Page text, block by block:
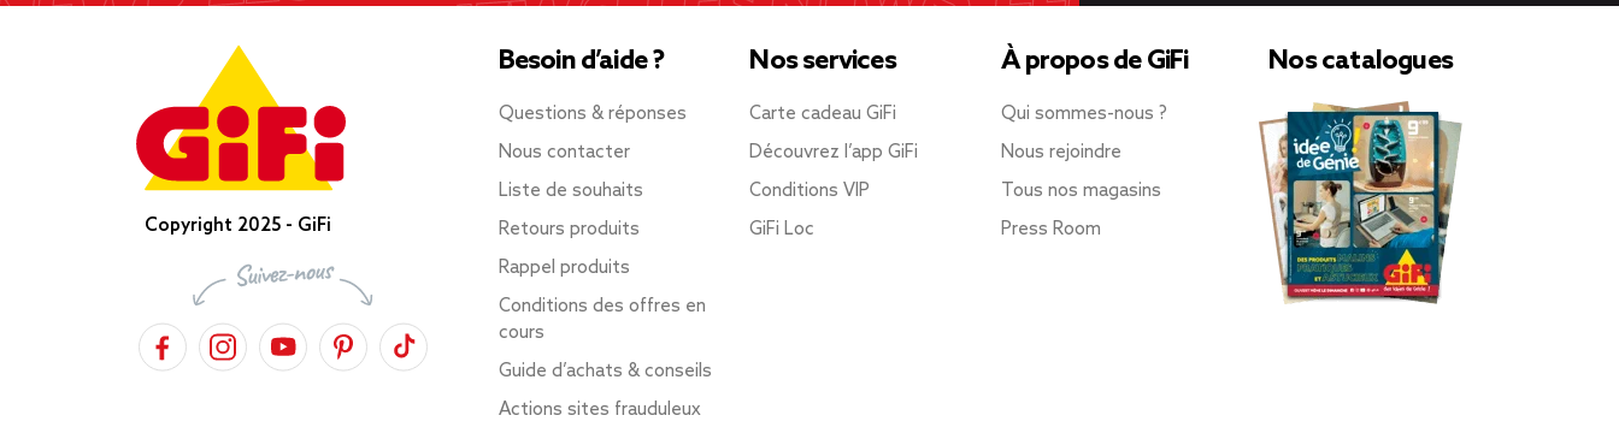
Copyright 2025 - GiFi
Besoin d’aide ?
Questions & réponses
Nous contacter
Liste de souhaits
Retours produits
Rappel produits
Conditions des offres en
cours
Guide d’achats & conseils
Actions sites frauduleux
Nos services
Carte cadeau GiFi
Découvrez l’app GiFi
Conditions VIP
GiFi Loc
À propos de GiFi
Qui sommes-nous ?
Nous rejoindre
Tous nos magasins
Press Room
Nos catalogues